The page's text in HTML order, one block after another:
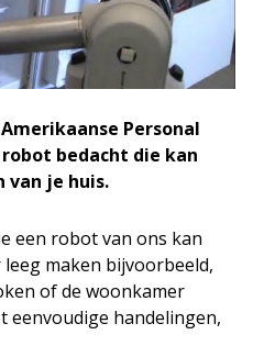
Personal
bedacht die kan
van je huis.
een robot van ons kan
maken bijvoorbeeld,
of de woonkamer
eenvoudige handelingen,